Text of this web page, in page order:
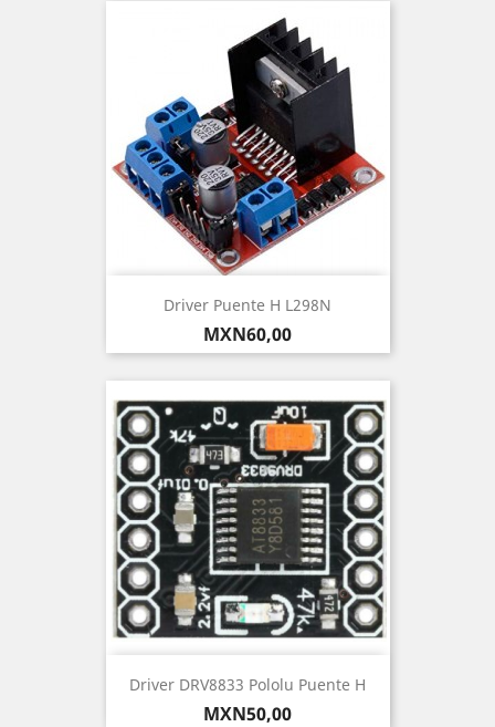
Driver Puente H L298N
Precio
MXN60,00
Driver DRV8833 Pololu Puente H
Precio
MXN50,00